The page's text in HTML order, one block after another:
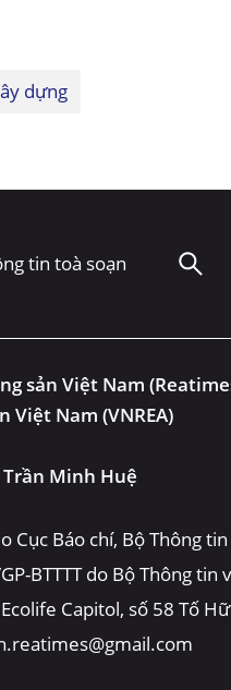
dựng
tin toà soạn
sản Việt Nam
Việt Nam (VNREA)
Minh Huệ
Cục Báo chí, Bộ Thông
BTTTT do Bộ Thông
Capitol, số 58 Tố